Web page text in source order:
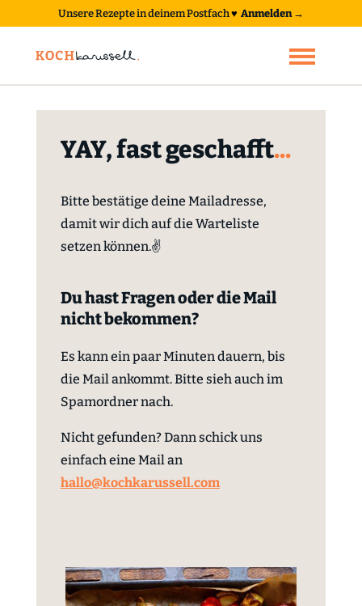
Unsere Rezepte in deinem Postfach♥ Anmelden →
YAY, fast geschafft...
Bitte bestätige deine Mailadresse,
damit wir dich auf die Warteliste
setzen können.✌
Du hast Fragen oder die Mail
nicht bekommen?
Es kann ein paar Minuten dauern, bis
die Mail ankommt. Bitte sieh auch im
Spamordner nach.
Nicht gefunden? Dann schick uns
einfach eine Mail an
hallo@kochkarussell.com